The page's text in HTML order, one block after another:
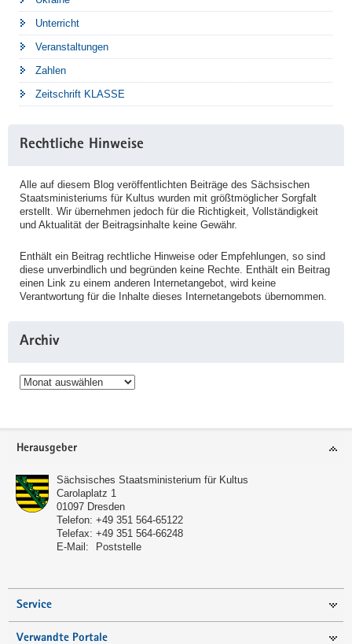
Unterricht
Veranstaltungen
Zahlen
Zeitschrift KLASSE
Rechtliche Hinweise
Alle auf diesem Blog veröffentlichten Beiträge des Sächsischen
Staatsministeriums für Kultus wurden mit größtmöglicher Sorgfalt
erstellt. Wir übernehmen jedoch für die Richtigkeit, Vollständigkeit
und Aktualität der Beitragsinhalte keine Gewähr.
Enthält ein Beitrag rechtliche Hinweise oder Empfehlungen, so sind
diese unverbindlich und begründen keine Rechte. Enthält ein Beitrag
einen Link zu einem anderen Internetangebot, wird keine
Verantwortung für die Inhalte dieses Internetangebots übernommen.
Archiv
Archiv
Service
Herausgeber
Sächsisches Staatsministerium für Kultus
Carolaplatz 1
01097 Dresden
Telefon: +49 351 564-65122
Telefax: +49 351 564-66248
E-Mail:
Poststelle
Service
Verwandte Portale